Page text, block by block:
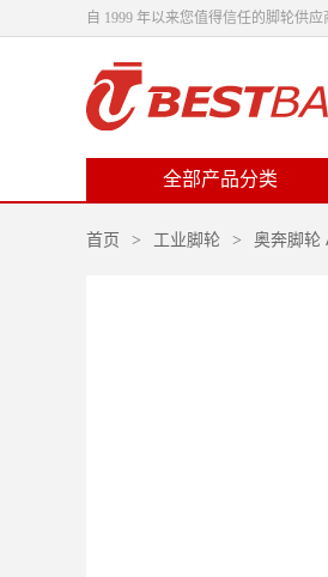
自 1999 年以来您值得信任的脚轮供应
全部产品分类
首页 > 工业脚轮 > 奥奔脚轮